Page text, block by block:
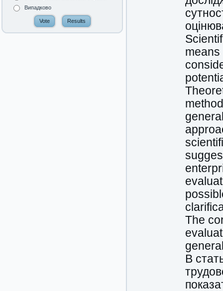
Випадково
The
В